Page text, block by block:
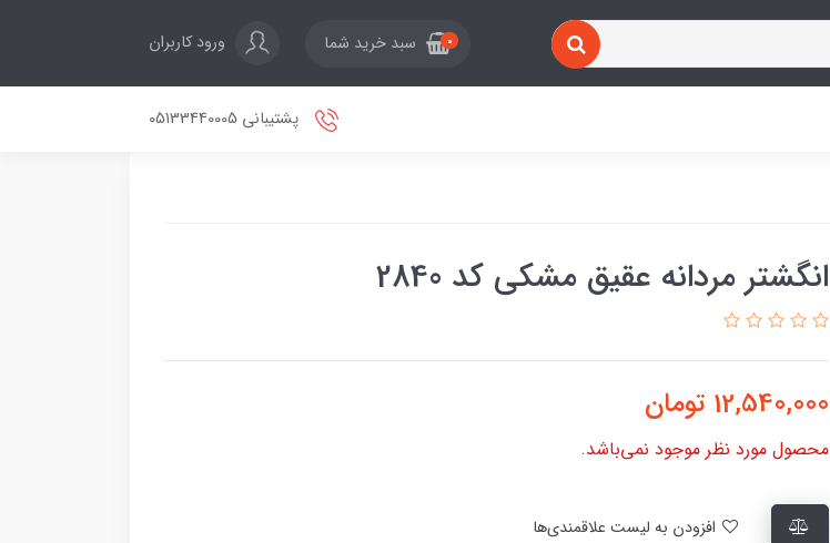
0 سبد خرید شما ورود کاربران
پشتیبانی 05133440005
انگشتر مردانه عقیق مشکی کد 2840
12,540,000 تومان
محصول مورد نظر موجود نمی‌باشد.